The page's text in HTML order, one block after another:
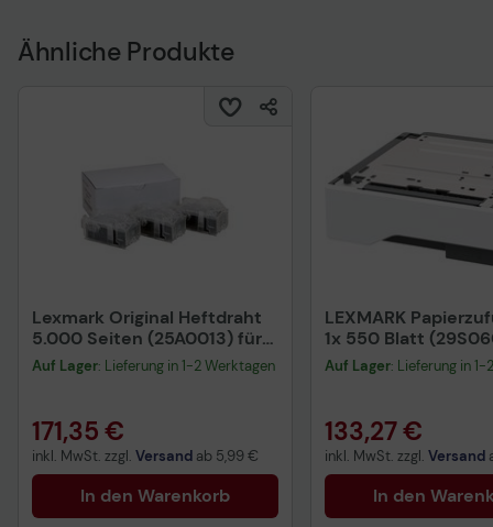
Ähnliche Produkte
Lexmark Original Heftdraht
5.000 Seiten (25A0013) für
CX820, CX820, 825, 860,
C792, 950
Auf Lager: Lieferung in 1-2 Werktagen
171,35 €
inkl. MwSt. zzgl. Versand ab 5,99 €
In den Warenkorb
LEXMARK
1x 550 Blatt
B334xdw,
MS331dn,
Auf Lager: Lieferung in
133,27 €
inkl. MwSt. zzgl. Versand
In den